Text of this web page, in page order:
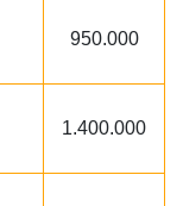
950.000
1.400.000